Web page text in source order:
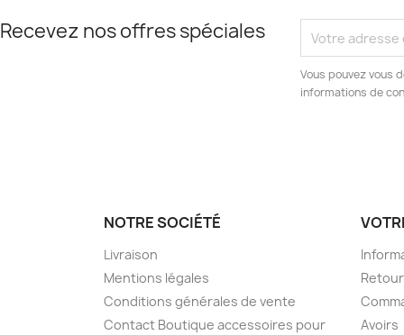
Recevez nos offres spéciales
Vous pouvez vous
informations de
NOTRE SOCIÉTÉ
Livraison
Mentions légales
Conditions générales de vente
Contact Boutique accessoires pour
Avoirs